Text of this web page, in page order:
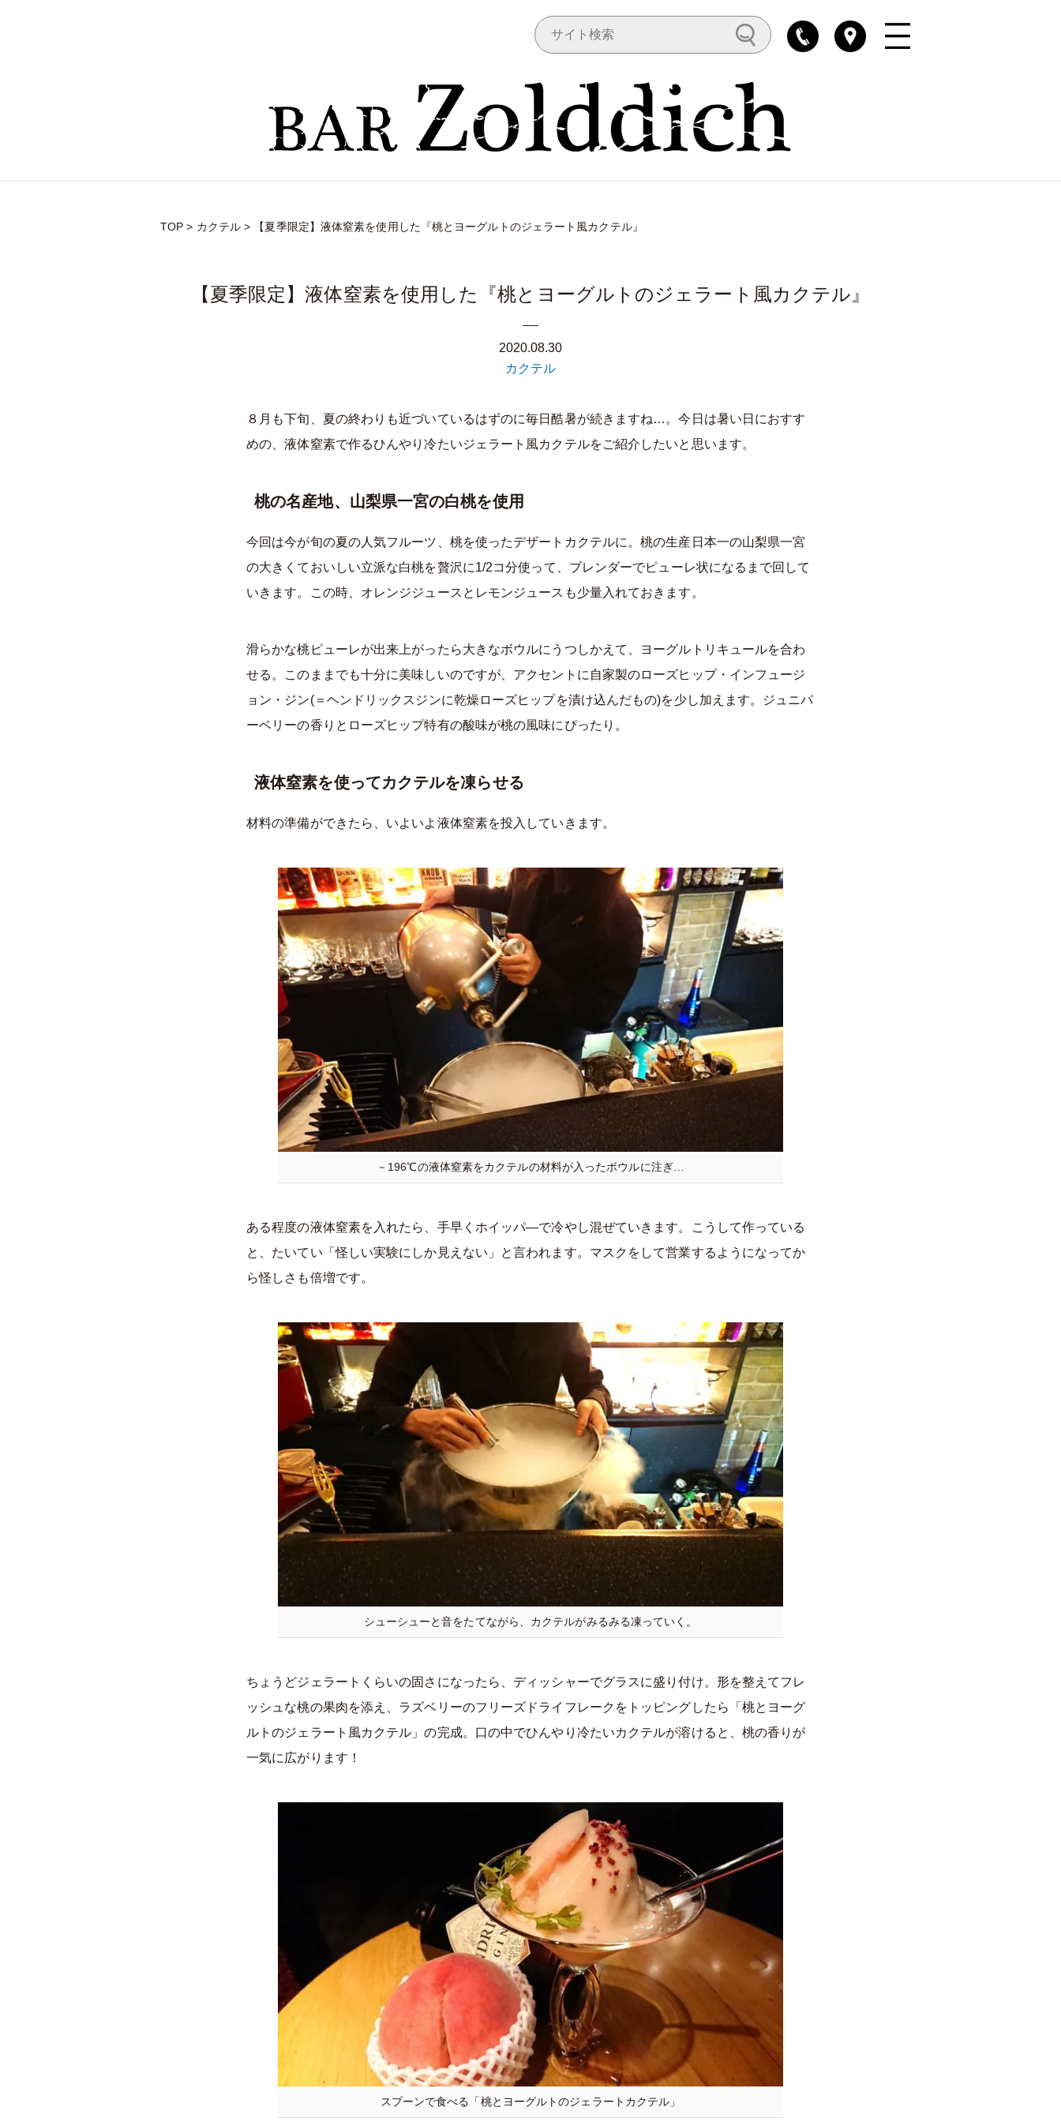
TOP > カクテル > 【夏季限定】液体窒素を使用した『桃とヨーグルトのジェラート風カクテル』
【夏季限定】液体窒素を使用した『桃とヨーグルトのジェラート風カクテル』
2020.08.30
カクテル
８月も下旬、夏の終わりも近づいているはずのに毎日酷暑が続きますね…。今日は暑い日におすす
めの、液体窒素で作るひんやり冷たいジェラート風カクテルをご紹介したいと思います。
桃の名産地、山梨県一宮の白桃を使用
今回は今が旬の夏の人気フルーツ、桃を使ったデザートカクテルに。桃の生産日本一の山梨県一宮
の大きくておいしい立派な白桃を贅沢に1/2コ分使って、ブレンダーでピューレ状になるまで回して
いきます。この時、オレンジジュースとレモンジュースも少量入れておきます。
滑らかな桃ピューレが出来上がったら大きなボウルにうつしかえて、ヨーグルトリキュールを合わ
せる。このままでも十分に美味しいのですが、アクセントに自家製のローズヒップ・インフュージ
ョン・ジン(＝ヘンドリックスジンに乾燥ローズヒップを漬け込んだもの)を少し加えます。ジュニパ
ーベリーの香りとローズヒップ特有の酸味が桃の風味にぴったり。
液体窒素を使ってカクテルを凍らせる
材料の準備ができたら、いよいよ液体窒素を投入していきます。
－196℃の液体窒素をカクテルの材料が入ったボウルに注ぎ…
ある程度の液体窒素を入れたら、手早くホイッパ―で冷やし混ぜていきます。こうして作っている
と、たいてい「怪しい実験にしか見えない」と言われます。マスクをして営業するようになってか
ら怪しさも倍増です。
シューシューと音をたてながら、カクテルがみるみる凍っていく。
ちょうどジェラートくらいの固さになったら、ディッシャーでグラスに盛り付け。形を整えてフレ
ッシュな桃の果肉を添え、ラズベリーのフリーズドライフレークをトッピングしたら「桃とヨーグ
ルトのジェラート風カクテル」の完成。口の中でひんやり冷たいカクテルが溶けると、桃の香りが
一気に広がります！
スプーンで食べる「桃とヨーグルトのジェラートカクテル」